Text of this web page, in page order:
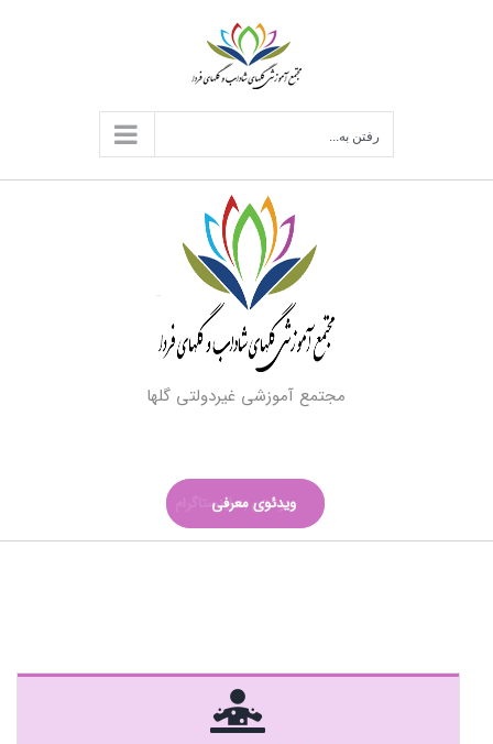
رفتن به...
پیوستن به اینستاگرام
ویدئوی معرفی
مجتمع آموزشی غیردولتی گلها